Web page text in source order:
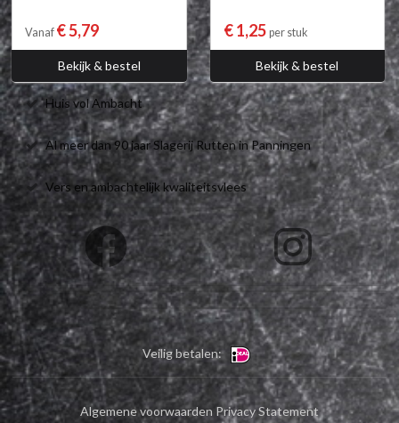
Vanaf € 5,79
Bekijk & bestel
€ 1,25 per stuk
Bekijk & bestel
Huis vol Ambacht
Al meer dan 90 jaar Slagerij Rutten in Panningen
Vers en ambachtelijk kwaliteitsvlees
Veilig betalen:
Algemene voorwaarden Privacy Statement